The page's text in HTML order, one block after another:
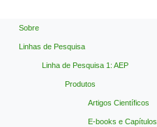
Sobre
Linhas de Pesquisa
Linha de Pesquisa 1: AEP
Produtos
Artigos Científicos
E-books e Capítulos